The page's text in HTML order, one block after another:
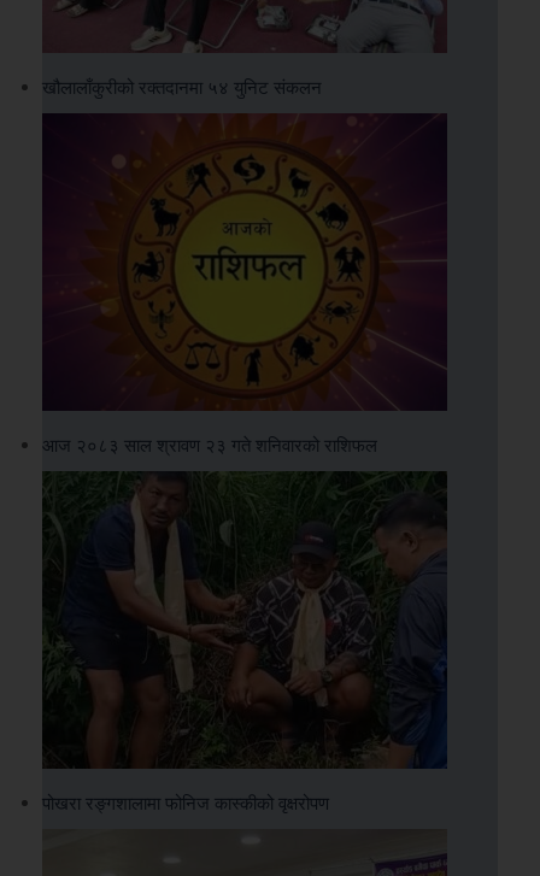
खौलालाँकुरीको रक्तदानमा ५४ युनिट संकलन
आज २०८३ साल श्रावण २३ गते शनिवारको राशिफल
पोखरा रङ्गशालामा फोनिज कास्कीको वृक्षरोपण